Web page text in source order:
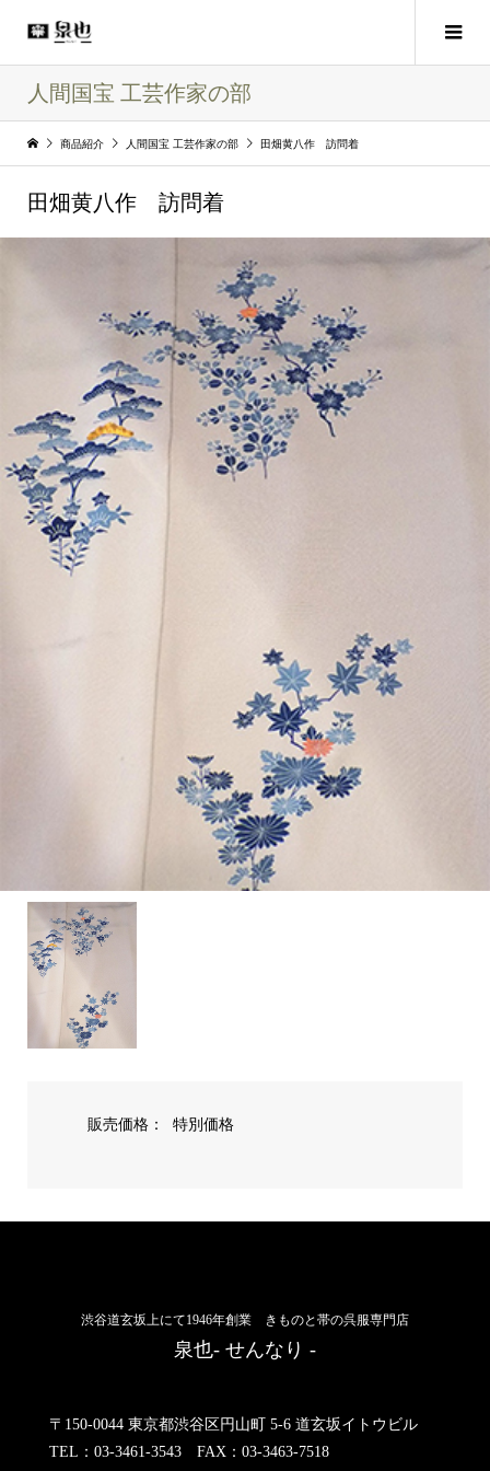
人間国宝 工芸作家の部
商品紹介 人間国宝 工芸作家の部 田畑黄八作 訪問着
田畑黄八作 訪問着
販売価格： 特別価格
渋谷道玄坂上にて1946年創業 きものと帯の呉服専門店
泉也- せんなり -
〒150-0044 東京都渋谷区円山町 5-6 道玄坂イトウビル
TEL：03-3461-3543 FAX：03-3463-7518